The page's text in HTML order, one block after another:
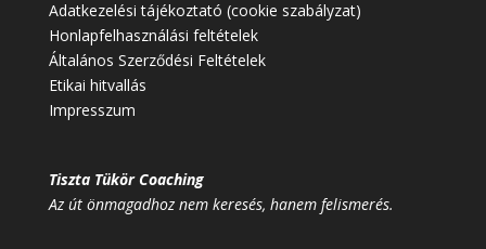
Adatkezelési tájékoztató (cookie szabályzat)
Honlapfelhasználási feltételek
Általános Szerződési Feltételek
Etikai hitvallás
Impresszum
Tiszta Tükör Coaching
Az út önmagadhoz nem keresés, hanem felismerés.